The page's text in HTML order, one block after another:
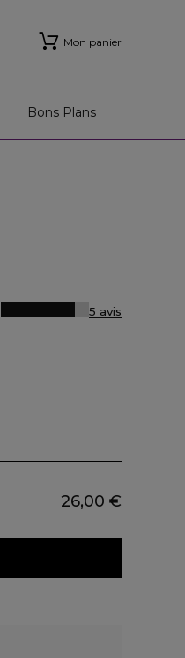
Mon panier
Bons Plans
5 avis
26,00 €